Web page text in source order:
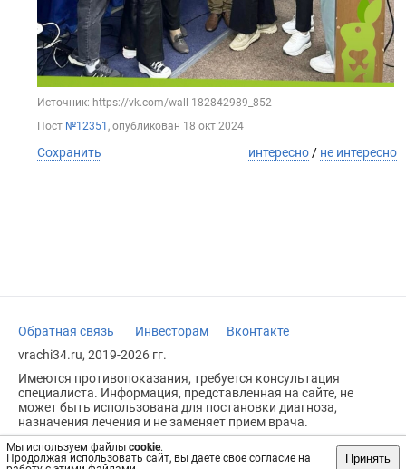
Мы используем файлы cookie.
Продолжая использовать сайт, вы даете свое согласие на
Принять
Источник: https://vk.com/wall-182842989_852
Пост №12351 , опубликован 18 окт 2024
Сохранить интересно / не интересно
Обратная связь Инвесторам
Вконтакте
vrachi34.ru, 2019-2026 гг.
Имеются противопоказания, требуется консультация
специалиста. Информация, представленная на сайте, не
может быть использована для постановки диагноза,
назначения лечения и не заменяет прием врача.
Возрастное ограничение: 18+